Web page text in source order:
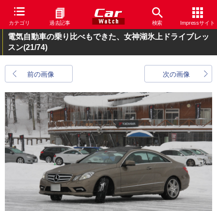
カテゴリ 過去記事 検索 Impressサイト
電気自動車の乗り比べもできた、女神湖氷上ドライブレッ
スン(21/74)
前の画像 次の画像